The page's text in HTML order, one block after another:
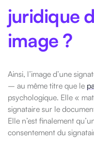
juridique
image ?
Ainsi, l’image d’une
– au même titre que le
psychologique. Elle «
signataire sur le
Elle n’est finalement
consentement du